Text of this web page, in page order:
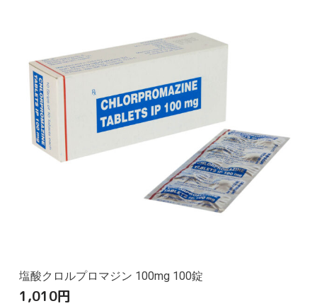
塩酸クロルプロマジン 100mg 100錠
1,010円